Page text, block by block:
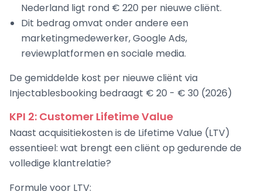
Nederland ligt rond € 220 per nieuwe cliënt.
Dit bedrag omvat onder andere een
marketingmedewerker, Google Ads,
reviewplatformen en sociale media.
De gemiddelde kost per nieuwe cliënt via
Injectablesbooking bedraagt € 20 - € 30 (2026)
KPI 2: Customer Lifetime Value
Naast acquisitiekosten is de Lifetime Value (LTV)
essentieel: wat brengt een cliënt op gedurende de
volledige klantrelatie?
Formule voor LTV: